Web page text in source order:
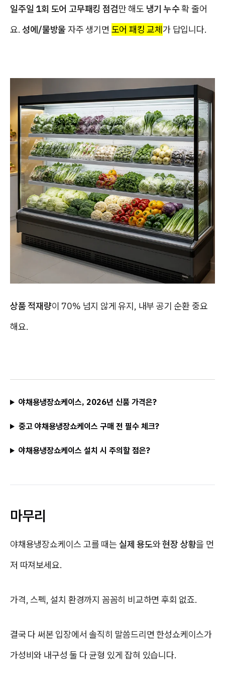
일주일 1회 도어 고무패킹 점검만 해도 냉기 누수확 줄어
요.성에/물방울자주 생기면 도어 패킹 교체가 답입니다.
상품 적재량이 70% 넘지 않게 유지, 내부 공기 순환 중요
해요.
야채용냉장쇼케이스, 2026년 신품 가격은?
중고 야채용냉장쇼케이스 구매 전 필수 체크?
야채용냉장쇼케이스 설치 시 주의할 점은?
마무리
야채용냉장쇼케이스 고를 때는 실제 용도와현장 상황을 먼
저 따져보세요.
가격, 스펙, 설치 환경까지 꼼꼼히 비교하면 후회 없죠.
결국 다 써본 입장에서 솔직히 말씀드리면 한성쇼케이스가
가성비와 내구성 둘 다 균형 있게 잡혀 있습니다.